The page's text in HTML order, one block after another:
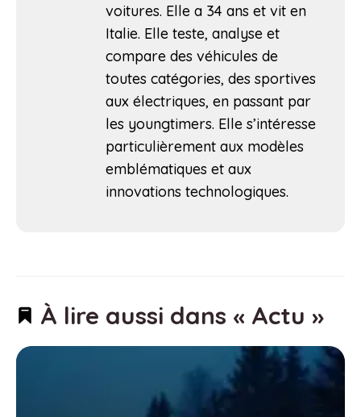
voitures. Elle a 34 ans et vit en
Italie. Elle teste, analyse et
compare des véhicules de
toutes catégories, des sportives
aux électriques, en passant par
les youngtimers. Elle s’intéresse
particulièrement aux modèles
emblématiques et aux
innovations technologiques.
À lire aussi dans « Actu »